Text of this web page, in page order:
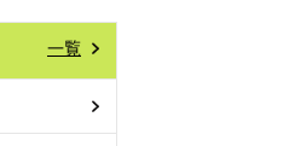
一覧